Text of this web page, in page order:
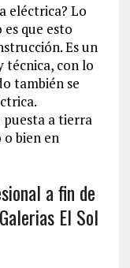
eléctrica? Lo
que esto
Es un
técnica, con lo
también se
puesta a tierra
o bien en
a fin de
El Sol